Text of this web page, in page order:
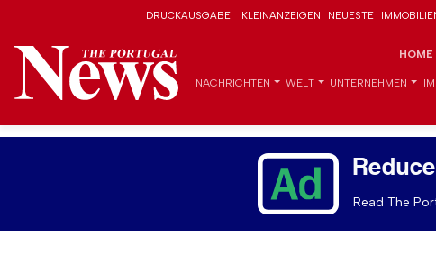
DRUCKAUSGABE KLEINANZEIGEN NEUESTE
HOME
NACHRICHTEN WELT UNTERNEHMEN
Read The